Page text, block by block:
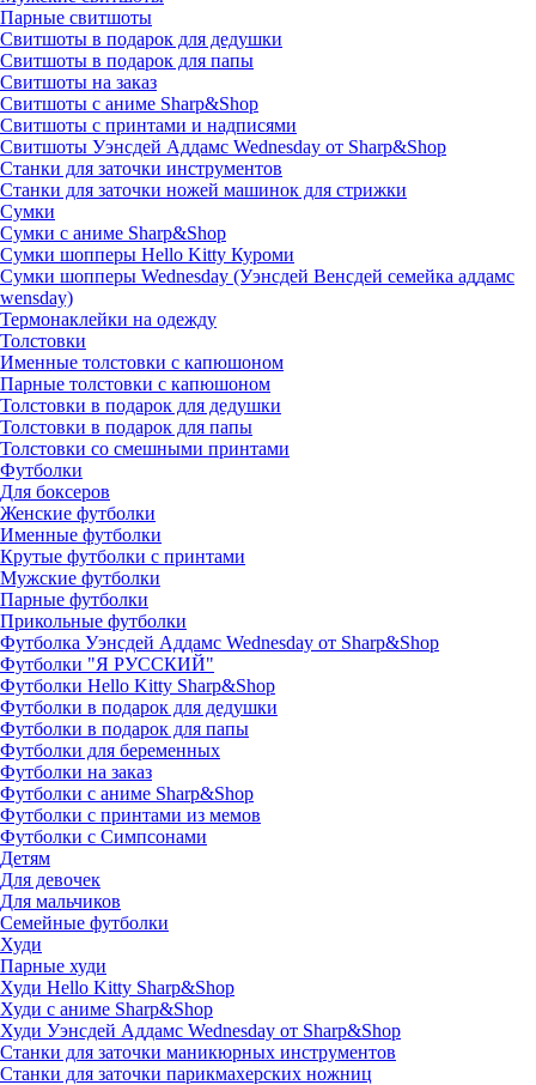
Парные свитшоты
Свитшоты в подарок для дедушки
Свитшоты в подарок для папы
Свитшоты на заказ
Свитшоты с аниме Sharp&Shop
Свитшоты с принтами и надписями
Свитшоты Уэнсдей Аддамс Wednesday от Sharp&Shop
Станки для заточки инструментов
Станки для заточки ножей машинок для стрижки
Сумки
Сумки с аниме Sharp&Shop
Сумки шопперы Hello Kitty Куроми
Сумки шопперы Wednesday (Уэнсдей Венсдей семейка аддамс
wensday)
Термонаклейки на одежду
Толстовки
Именные толстовки с капюшоном
Парные толстовки с капюшоном
Толстовки в подарок для дедушки
Толстовки в подарок для папы
Толстовки со смешными принтами
Футболки
Для боксеров
Женские футболки
Именные футболки
Крутые футболки с принтами
Мужские футболки
Парные футболки
Прикольные футболки
Футболка Уэнсдей Аддамс Wednesday от Sharp&Shop
Футболки "Я РУССКИЙ"
Футболки Hello Kitty Sharp&Shop
Футболки в подарок для дедушки
Футболки в подарок для папы
Футболки для беременных
Футболки на заказ
Футболки с аниме Sharp&Shop
Футболки с принтами из мемов
Футболки с Симпсонами
Детям
Для девочек
Для мальчиков
Семейные футболки
Худи
Парные худи
Худи Hello Kitty Sharp&Shop
Худи с аниме Sharp&Shop
Худи Уэнсдей Аддамс Wednesday от Sharp&Shop
Станки для заточки маникюрных инструментов
Станки для заточки парикмахерских ножниц